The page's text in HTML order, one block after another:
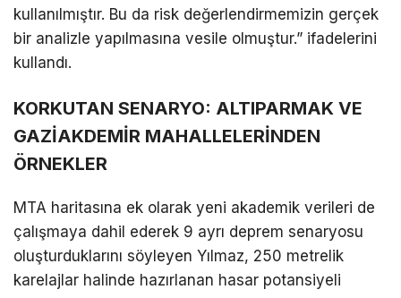
kullanılmıştır. Bu da risk değerlendirmemizin gerçek
bir analizle yapılmasına vesile olmuştur.” ifadelerini
kullandı.
​KORKUTAN SENARYO: ALTIPARMAK VE
GAZİAKDEMİR MAHALLELERİNDEN
ÖRNEKLER
​MTA haritasına ek olarak yeni akademik verileri de
çalışmaya dahil ederek 9 ayrı deprem senaryosu
oluşturduklarını söyleyen Yılmaz, 250 metrelik
karelajlar halinde hazırlanan hasar potansiyeli